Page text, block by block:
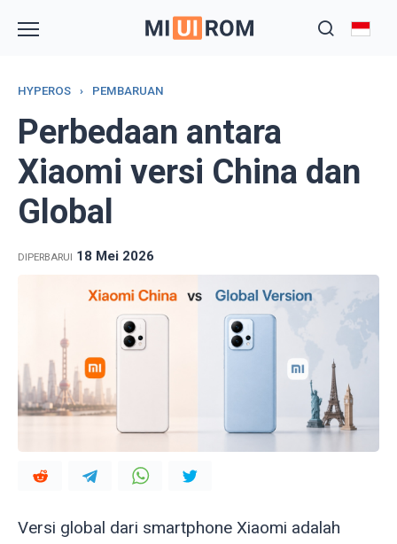
HYPEROS › PEMBARUAN
Perbedaan antara
Xiaomi versi China dan
Global
DIPERBARUI 18 Mei 2026
Versi global dari smartphone Xiaomi adalah